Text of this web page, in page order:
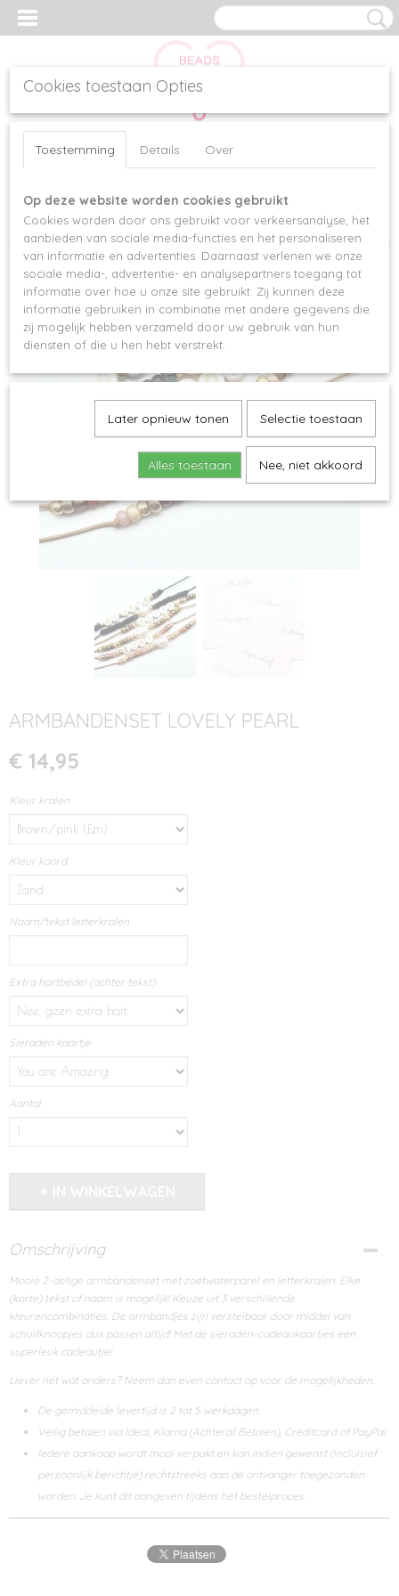
Inloggen Registreren
Home >Armbanden>Armbandensets>ARMBANDENSET LOVELY
PEARL
ARMBANDENSET LOVELY PEARL
€ 14,95
Kleur kralen
Kleur koord
Naam/tekst letterkralen
Extra hartbedel (achter tekst)
Sieraden kaartje
Aantal
Omschrijving
Mooie 2-delige armbandenset met zoetwaterparel en letterkralen. Elke
(korte) tekst of naam is mogelijk! Keuze uit 3 verschillende
kleurencombinaties. De armbandjes zijn verstelbaar door middel van
schuifknoopjes dus passen altijd! Met de sieraden-cadeaukaartjes een
superleuk cadeautje!
Liever net wat anders? Neem dan even contact op voor de mogelijkheden.
De gemiddelde levertijd is 2 tot 5 werkdagen.
Veilig betalen via Ideal, Klarna (Achteraf Betalen), Creditcard of PayPal.
Iedere aankoop wordt mooi verpakt en kan indien gewenst (incluisief
persoonlijk berichtje) rechtstreeks aan de ontvanger toegezonden
worden. Je kunt dit aangeven tijdens het bestelproces.
Cookies toestaan Opties
Toestemming Details Over
Op deze website worden cookies gebruikt
Cookies worden door ons gebruikt voor verkeersanalyse, het
aanbieden van sociale media-functies en het personaliseren
van informatie en advertenties. Daarnaast verlenen we onze
sociale media-, advertentie- en analysepartners toegang tot
informatie over hoe u onze site gebruikt. Zij kunnen deze
informatie gebruiken in combinatie met andere gegevens die
zij mogelijk hebben verzameld door uw gebruik van hun
diensten of die u hen hebt verstrekt.
Later opnieuw tonen Selectie toestaan
Alles toestaan Nee, niet akkoord